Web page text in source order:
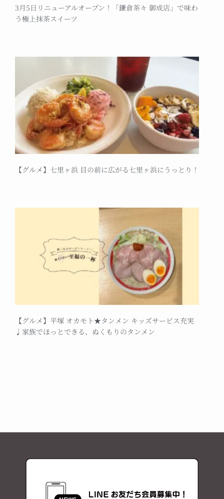
3月5日リニューアルオープン！「鎌倉茶々 御成店」で味わ
う極上抹茶スイーツ
【グルメ】七里ヶ浜 目の前に広がる七里ヶ浜にうっとり！
【グルメ】平塚 オカモト★タンメン キッズサービス充実
♩家族でほっとできる、ぬくもりのタンメン